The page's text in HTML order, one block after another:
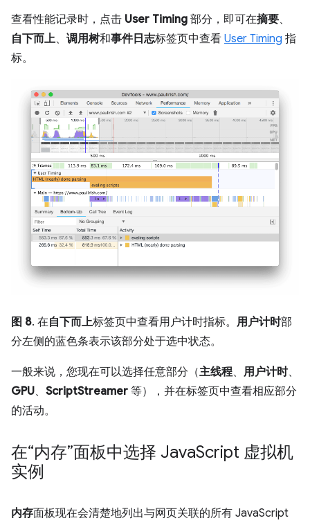
查看性能记录时，点击 User Timing 部分，即可在摘要、
自下而上、 调用树和事件日志标签页中查看 User Timing 指
标。
图 8. 在自下而上标签页中查看用户计时指标。 用户计时部
分左侧的蓝色条表示该部分处于选中状态。
一般来说，您现在可以选择任意部分（主线程、 用户计时、
GPU、 ScriptStreamer 等），并在标签页中查看相应部分
的活动。
在“内存”面板中选择 JavaScript 虚拟机
实例
内存面板现在会清楚地列出与网页关联的所有 JavaScript